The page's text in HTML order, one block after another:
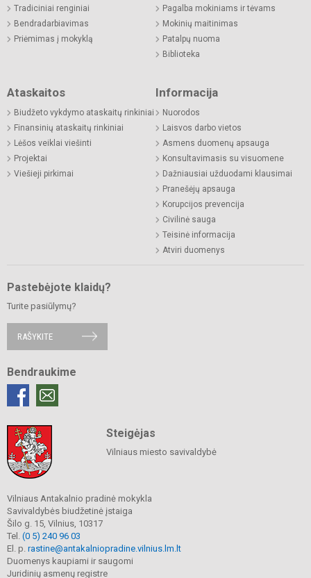
Tradiciniai renginiai
Bendradarbiavimas
Priėmimas į mokyklą
Pagalba mokiniams ir tėvams
Mokinių maitinimas
Patalpų nuoma
Biblioteka
Ataskaitos
Biudžeto vykdymo ataskaitų rinkiniai
Finansinių ataskaitų rinkiniai
Lėšos veiklai viešinti
Projektai
Viešieji pirkimai
Informacija
Nuorodos
Laisvos darbo vietos
Asmens duomenų apsauga
Konsultavimasis su visuomene
Dažniausiai užduodami klausimai
Pranešėjų apsauga
Korupcijos prevencija
Civilinė sauga
Teisinė informacija
Atviri duomenys
Pastebėjote klaidų?
Turite pasiūlymų?
RAŠYKITE
Bendraukime
Steigėjas
Vilniaus miesto savivaldybė
Vilniaus Antakalnio pradinė mokykla
Savivaldybės biudžetinė įstaiga
Šilo g. 15, Vilnius, 10317
Tel. (0 5) 240 96 03
El. p. rastine@antakalniopradine.vilnius.lm.lt
Duomenys kaupiami ir saugomi
Juridinių asmenų registre